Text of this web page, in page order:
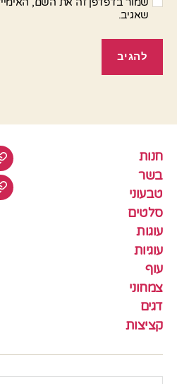
שאגיב.
חנות
בשר
טבעוני
סלטים
עוגות
עוגיות
עוף
צמחוני
דגים
קציצות